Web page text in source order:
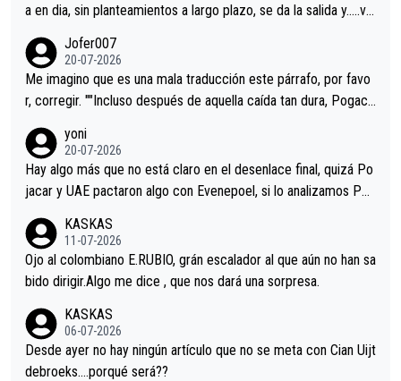
a en dia, sin planteamientos a largo plazo, se da la salida y…..ve
Minguez, Velez etc etc.Me da pena vivir estos momentos tan
tristes sin victorias.
Jofer007
20-07-2026
Me imagino que es una mala traducción este párrafo, por favo
r, corregir. ""Incluso después de aquella caída tan dura, Pogaca
permaneció pegado a su rueda. Parecía increíble la forma en l
a que era capaz de controlar el miedo", recordó."
yoni
20-07-2026
Hay algo más que no está claro en el desenlace final, quizá Po
jacar y UAE pactaron algo con Evenepoel, si lo analizamos Poj
i sin pedalear, luego está el saludo con Evenepoel dándose la
mano de una manera muy fraternal, más allá de los típicos toqu
es en el hombro con que saludaba a Vingegard. Ahí hubo una in
eta, a ver si por querer poner a Del Toro con calzador en posi
ción de podio UAE y Pojacar se van complicar el tour.
KASKAS
11-07-2026
Ojo al colombiano E.RUBIO, grán escalador al que aún no han sa
bido dirigir.Algo me dice , que nos dará una sorpresa.
KASKAS
06-07-2026
Desde ayer no hay ningún artículo que no se meta con Cian Uijt
debroeks….porqué será??